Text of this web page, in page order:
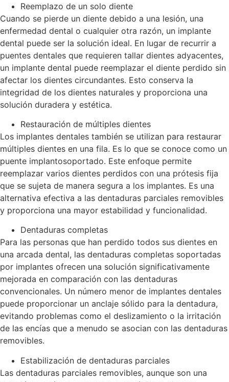
Reemplazo de un solo diente
Cuando se pierde un diente debido a una lesión, una
enfermedad dental o cualquier otra razón, un implante
dental puede ser la solución ideal. En lugar de recurrir a
puentes dentales que requieren tallar dientes adyacentes,
un implante dental puede reemplazar el diente perdido sin
afectar los dientes circundantes. Esto conserva la
integridad de los dientes naturales y proporciona una
solución duradera y estética.
Restauración de múltiples dientes
Los implantes dentales también se utilizan para restaurar
múltiples dientes en una fila. Es lo que se conoce como un
puente implantosoportado. Este enfoque permite
reemplazar varios dientes perdidos con una prótesis fija
que se sujeta de manera segura a los implantes. Es una
alternativa efectiva a las dentaduras parciales removibles
y proporciona una mayor estabilidad y funcionalidad.
Dentaduras completas
Para las personas que han perdido todos sus dientes en
una arcada dental, las dentaduras completas soportadas
por implantes ofrecen una solución significativamente
mejorada en comparación con las dentaduras
convencionales. Un número menor de implantes dentales
puede proporcionar un anclaje sólido para la dentadura,
evitando problemas como el deslizamiento o la irritación
de las encías que a menudo se asocian con las dentaduras
removibles.
Estabilización de dentaduras parciales
Las dentaduras parciales removibles, aunque son una